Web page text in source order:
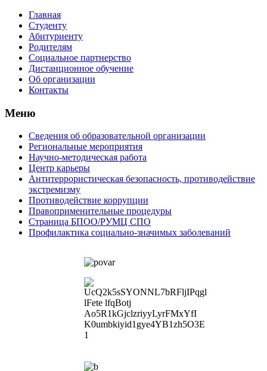
Главная
Студенту
Абитуриенту
Родителям
Социальное партнерство
Дистанционное обучение
Об организации
Контакты
Меню
Сведения об образовательной организации
Региональные мероприятия
Научно-методическая работа
Центр карьеры
Антитеррористическая безопасность, противодействие
экстремизму
Противодействие коррупции
Правоприменительные процедуры
Страница БПОО/РУМЦ CПO
Профилактика социально-значимых заболеваний